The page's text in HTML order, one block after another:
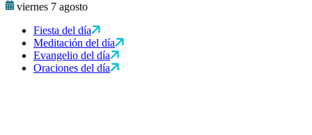
viernes 7 agosto
Fiesta del día
Meditación del día
Evangelio del día
Oraciones del día